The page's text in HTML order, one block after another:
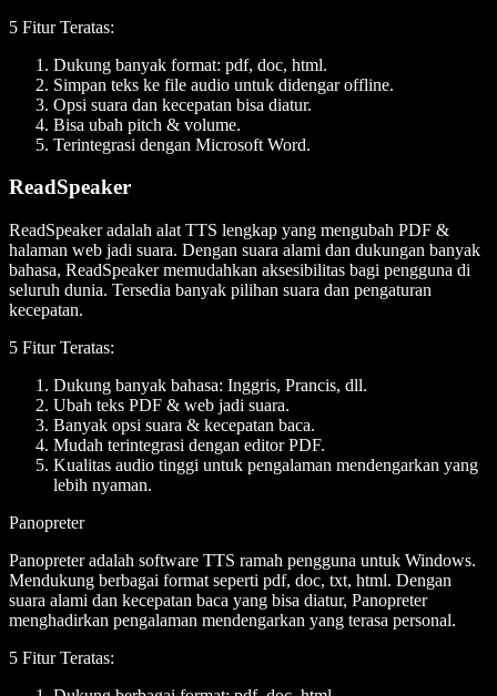
5 Fitur Teratas:
Dukung banyak format: pdf, doc, html.
Simpan teks ke file audio untuk didengar offline.
Opsi suara dan kecepatan bisa diatur.
Bisa ubah pitch & volume.
Terintegrasi dengan Microsoft Word.
ReadSpeaker
ReadSpeaker adalah alat TTS lengkap yang mengubah PDF &
halaman web jadi suara. Dengan suara alami dan dukungan banyak
bahasa, ReadSpeaker memudahkan aksesibilitas bagi pengguna di
seluruh dunia. Tersedia banyak pilihan suara dan pengaturan
kecepatan.
5 Fitur Teratas:
Dukung banyak bahasa: Inggris, Prancis, dll.
Ubah teks PDF & web jadi suara.
Banyak opsi suara & kecepatan baca.
Mudah terintegrasi dengan editor PDF.
Kualitas audio tinggi untuk pengalaman mendengarkan yang
lebih nyaman.
Panopreter
Panopreter adalah software TTS ramah pengguna untuk Windows.
Mendukung berbagai format seperti pdf, doc, txt, html. Dengan
suara alami dan kecepatan baca yang bisa diatur, Panopreter
menghadirkan pengalaman mendengarkan yang terasa personal.
5 Fitur Teratas: